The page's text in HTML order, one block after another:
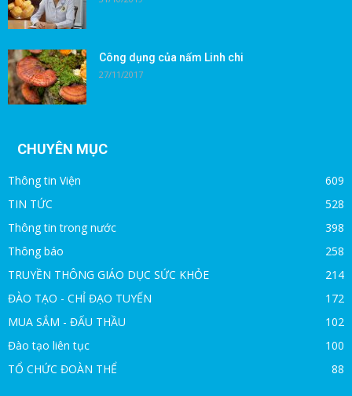
Công dụng của nấm Linh chi
27/11/2017
CHUYÊN MỤC
Thông tin Viện
609
TIN TỨC
528
Thông tin trong nước
398
Thông báo
258
TRUYỀN THÔNG GIÁO DỤC SỨC KHỎE
214
ĐÀO TẠO - CHỈ ĐẠO TUYẾN
172
MUA SẮM - ĐẤU THẦU
102
Đào tạo liên tục
100
TỔ CHỨC ĐOÀN THỂ
88